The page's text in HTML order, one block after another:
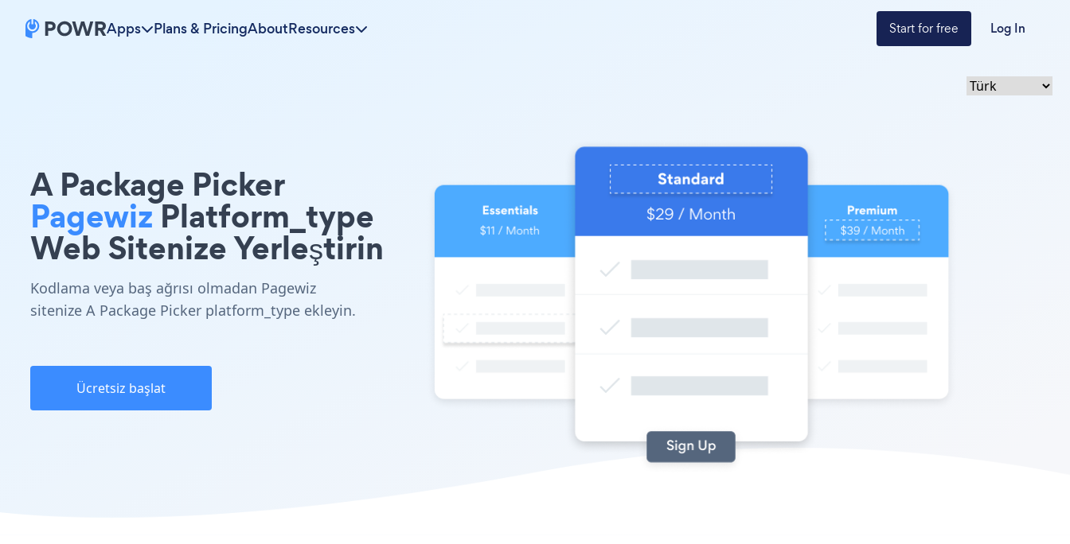
Apps Plans & PricingAboutResources Start for free Log In
A Package Picker
PagewizPlatform_type
Web Sitenize Yerleştirin
Kodlama veya baş ağrısı olmadan Pagewiz
sitenize A Package Picker platform_type ekleyin.
Ücretsiz başlat